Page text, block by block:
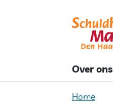
Over ons
Home